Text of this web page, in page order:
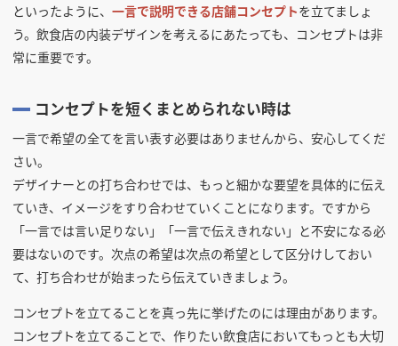
といったように、 一言で説明できる店舗コンセプトを立てましょ
う。飲食店の内装デザインを考えるにあたっても、コンセプトは非
常に重要です。
コンセプトを短くまとめられない時は
一言で希望の全てを言い表す必要はありませんから、安心してくだ
さい。
デザイナーとの打ち合わせでは、もっと細かな要望を具体的に伝え
ていき、イメージをすり合わせていくことになります。ですから
「一言では言い足りない」「一言で伝えきれない」と不安になる必
要はないのです。次点の希望は次点の希望として区分けしておい
て、打ち合わせが始まったら伝えていきましょう。
コンセプトを立てることを真っ先に挙げたのには理由があります。
コンセプトを立てることで、作りたい飲食店においてもっとも大切